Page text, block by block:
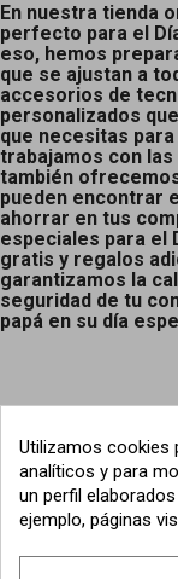
En nuestra tienda
perfecto para el
eso, hemos
que se ajustan a
accesorios de
personalizados
que necesitas
trabajamos con
también
pueden encontrar
ahorrar en tus
especiales para el
gratis y regalos
garantizamos la
seguridad de tu
papá en su día
Utilizamos cookies
analíticos y para
un perfil
ejemplo, páginas